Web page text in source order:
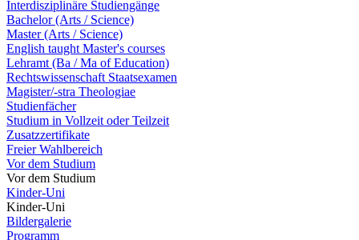
Interdisziplinäre Studiengänge
Bachelor (Arts / Science)
Master (Arts / Science)
English taught Master's courses
Lehramt (Ba / Ma of Education)
Rechtswissenschaft Staatsexamen
Magister/-stra Theologiae
Studienfächer
Studium in Vollzeit oder Teilzeit
Zusatzzertifikate
Freier Wahlbereich
Vor dem Studium
Vor dem Studium
Kinder-Uni
Kinder-Uni
Bildergalerie
Programm